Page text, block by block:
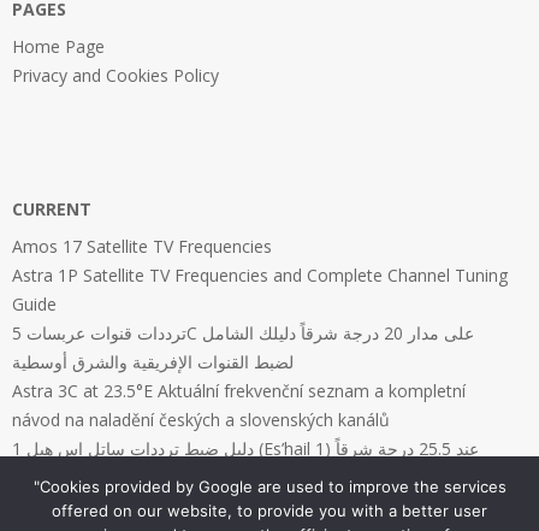
PAGES
Home Page
Privacy and Cookies Policy
CURRENT
Amos 17 Satellite TV Frequencies
Astra 1P Satellite TV Frequencies and Complete Channel Tuning
Guide
ترددات قنوات عربسات 5C على مدار 20 درجة شرقاً دليلك الشامل
لضبط القنوات الإفريقية والشرق أوسطية
Astra 3C at 23.5°E Aktuální frekvenční seznam a kompletní
návod na naladění českých a slovenských kanálů
دليل ضبط ترددات ساتل إس هيل 1 (Es’hail 1) عند 25.5 درجة شرقاً
"Cookies provided by Google are used to improve the services
offered on our website, to provide you with a better user